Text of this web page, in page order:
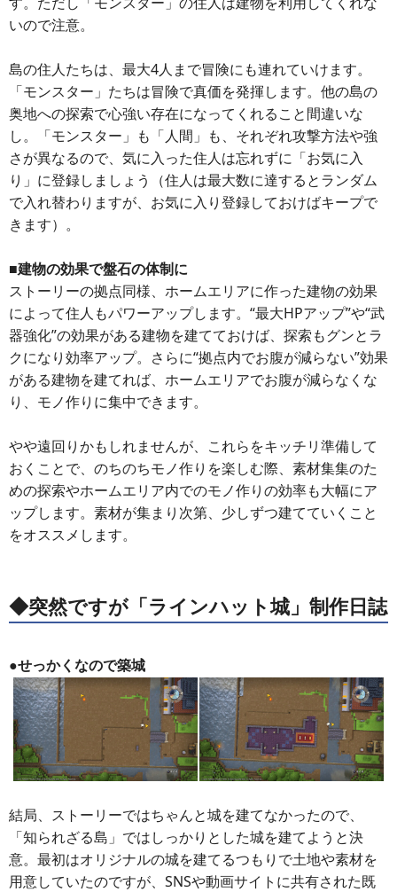
いので注意。
島の住人たちは、最大4人まで冒険にも連れていけます。
「モンスター」たちは冒険で真価を発揮します。他の島の
奥地への探索で心強い存在になってくれること間違いな
し。「モンスター」も「人間」も、それぞれ攻撃方法や強
さが異なるので、気に入った住人は忘れずに「お気に入
り」に登録しましょう（住人は最大数に達するとランダム
で入れ替わりますが、お気に入り登録しておけばキープで
きます）。
■建物の効果で盤石の体制に
ストーリーの拠点同様、ホームエリアに作った建物の効果
によって住人もパワーアップします。“最大HPアップ”や“武
器強化”の効果がある建物を建てておけば、探索もグンとラ
クになり効率アップ。さらに“拠点内でお腹が減らない”効果
がある建物を建てれば、ホームエリアでお腹が減らなくな
り、モノ作りに集中できます。
やや遠回りかもしれませんが、これらをキッチリ準備して
おくことで、のちのちモノ作りを楽しむ際、素材集集のた
めの探索やホームエリア内でのモノ作りの効率も大幅にア
ップします。素材が集まり次第、少しずつ建てていくこと
をオススメします。
◆突然ですが「ラインハット城」制作日誌
●せっかくなので築城
結局、ストーリーではちゃんと城を建てなかったので、
「知られざる島」ではしっかりとした城を建てようと決
意。最初はオリジナルの城を建てるつもりで土地や素材を
用意していたのですが、SNSや動画サイトに共有された既